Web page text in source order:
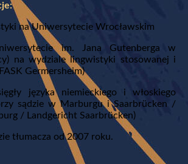
na Uniwersytecie Wrocławskim
im. Jana Gutenberga w
na wydziale lingwistyki stosowanej i
Germersheim)
języka niemieckiego i włoskiego
sądzie w Marburgu i Saarbrücken /
/ Landgericht Saarbrücken)
tłumacza od 2007 roku.